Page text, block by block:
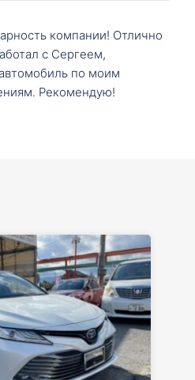
компании! Отлично
с Сергеем,
по моим
Рекомендую!